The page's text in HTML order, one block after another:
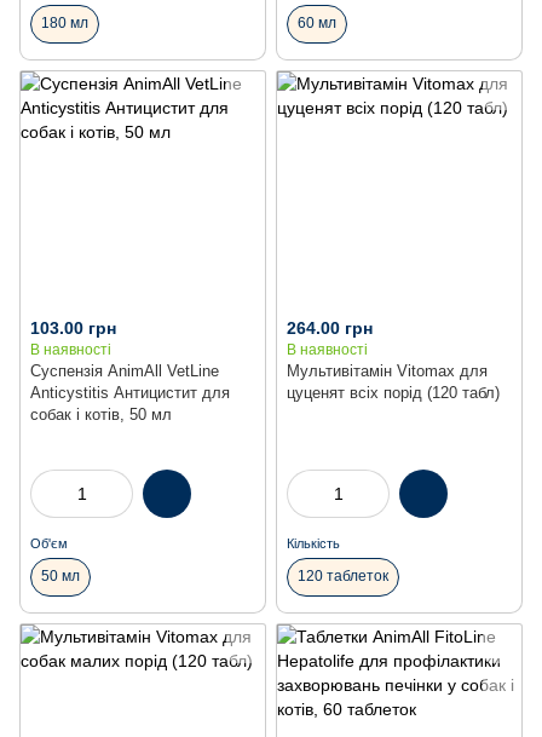
180 мл 60 мл
Суспензія AnimAll VetLine
Anticystitis Антицистит для
собак і котів, 50 мл
103.00 грн
В наявності
Об'єм
50 мл
Мультивітамін Vitomax для
цуценят всіх порід (120 табл)
264.00 грн
В наявності
Кількість
120 таблеток